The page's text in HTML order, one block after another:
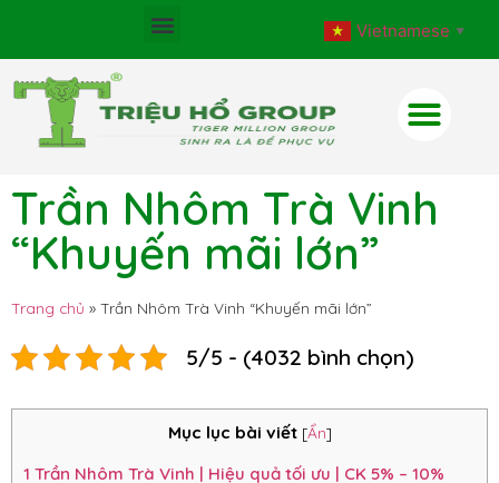
Vietnamese ▼
Trần Nhôm Trà Vinh
“Khuyến mãi lớn”
Trang chủ » Trần Nhôm Trà Vinh “Khuyến mãi lớn”
5/5 - (4032 bình chọn)
Mục lục bài viết [Ẩn]
1 Trần Nhôm Trà Vinh | Hiệu quả tối ưu | CK 5% – 10%